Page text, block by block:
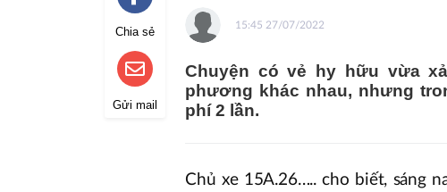
Chia sẻ
Gửi mail
15:45 27/07/2022
Chuyện có vẻ hy hữu vừa
phương khác nhau, nhưng
phí 2 lần.
Chủ xe 15A.26….. cho biết, sáng